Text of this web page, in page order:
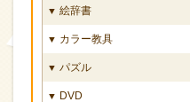
▼ 絵辞書
▼ カラー教具
▼ パズル
▼ DVD